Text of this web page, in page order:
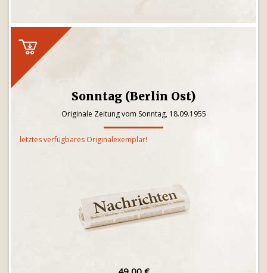
Sonntag (Berlin Ost)
Originale Zeitung vom Sonntag, 18.09.1955
letztes verfügbares Originalexemplar!